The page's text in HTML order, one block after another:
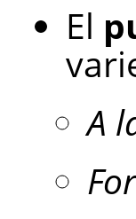
El
A